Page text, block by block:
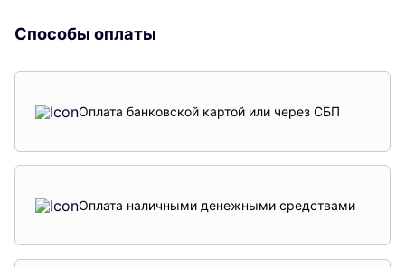
Способы оплаты
Оплата банковской картой или через СБП
Оплата наличными денежными средствами